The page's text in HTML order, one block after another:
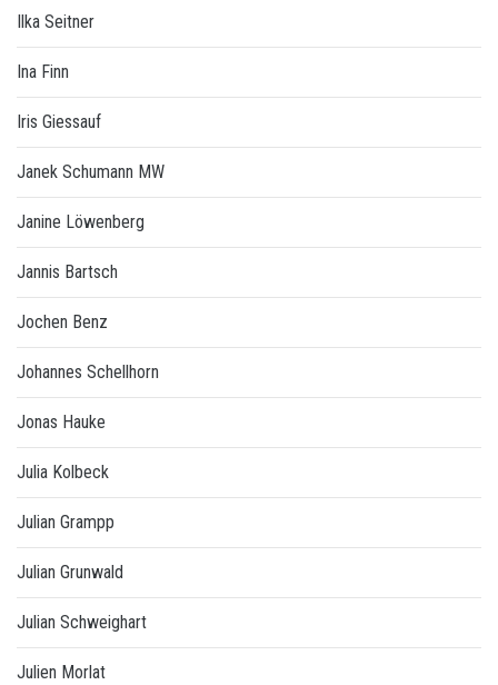
Ilka Seitner
Ina Finn
Iris Giessauf
Janek Schumann MW
Janine Löwenberg
Jannis Bartsch
Jochen Benz
Johannes Schellhorn
Jonas Hauke
Julia Kolbeck
Julian Grampp
Julian Grunwald
Julian Schweighart
Julien Morlat